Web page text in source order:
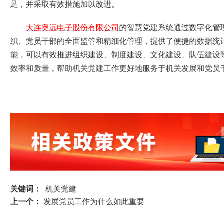
足，并采取有效措施加以改进。
大连奥远电子股份有限公司 的智慧党建系统通过数字化管
织、党员干部的全面监管和精细化管理，提供了便捷的数据统
能，可以有效推进组织建设、制度建设、文化建设、队伍建
效率和质量，帮助机关党建工作更好地服务于机关发展和党员
关键词：
机关党建
上一个：
发展党员工作为什么如此重要